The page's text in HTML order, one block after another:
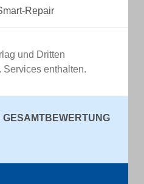
Repair
und Dritten
Services enthalten.